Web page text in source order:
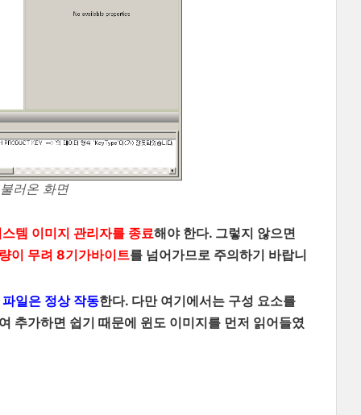
러온 화면
템 이미지 관리자를 종료해야 한다. 그렇지 않으면
이 무려 8기가바이트를 넘어가므로 주의하기 바랍니
일은 정상 작동한다. 다만 여기에서는 구성 요소를
가하면 쉽기 때문에 윈도 이미지를 먼저 읽어들였